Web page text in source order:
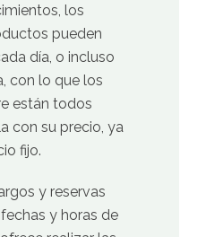
los
pueden
día, o incluso
con lo que los
están todos
con su precio, ya
fijo.
y reservas
y horas de